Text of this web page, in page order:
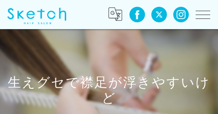
生えグセで襟足が浮きやすいけ
ど